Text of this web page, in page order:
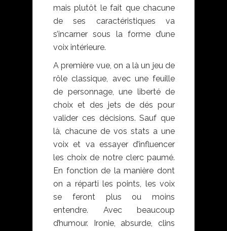
mais plutôt le fait que chacune
de ses caractéristiques va
s’incarner sous la forme d’une
voix intérieure.
A première vue, on a là un jeu de
rôle classique, avec une feuille
de personnage, une liberté de
choix et des jets de dés pour
valider ces décisions. Sauf que
là, chacune de vos stats a une
voix et va essayer d’influencer
les choix de notre clerc paumé.
En fonction de la manière dont
on a réparti les points, les voix
se feront plus ou moins
entendre. Avec beaucoup
d’humour. Ironie, absurde, clins